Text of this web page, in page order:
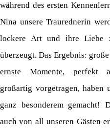
während des ersten
Nina unsere Traurednerin
lockere Art und ihre Liebe
überzeugt. Das Ergebnis:
ernste Momente, perfekt
großartig vorgetragen, haben
ganz besonderem gemacht!
auch von all unseren Gästen